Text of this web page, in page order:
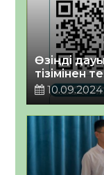
Өзіңді
тізімінен
10.09.2024